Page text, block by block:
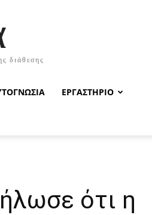
διάθεσης
ΕΡΓΑΣΤΗΡΙΟ
ότι η